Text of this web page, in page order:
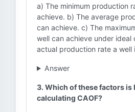
a) The minimum production
achieve. b) The average
can achieve. c) The
well can achieve under ideal
actual production rate a well
Answer
3. Which of these factors is
calculating CAOF?